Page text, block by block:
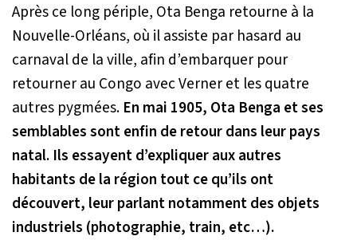
Après ce long périple, Ota Benga retourne à la
Nouvelle-Orléans, où il assiste par hasard au
carnaval de la ville, afin d’embarquer pour
retourner au Congo avec Verner et les quatre
autres pygmées. En mai 1905, Ota Benga et ses
semblables sont enfin de retour dans leur pays
natal. Ils essayent d’expliquer aux autres
habitants de la région tout ce qu’ils ont
découvert, leur parlant notamment des objets
industriels (photographie, train, etc…).